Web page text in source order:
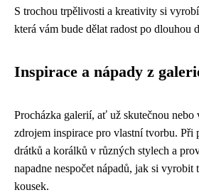
S trochou trpělivosti a kreativity si
která vám bude dělat radost po dlouhou
Inspirace a nápady z
Procházka galerií, ať už skutečnou
zdrojem inspirace pro vlastní tvorbu. Při
drátků a korálků v různých stylech a
napadne nespočet nápadů, jak si
kousek.